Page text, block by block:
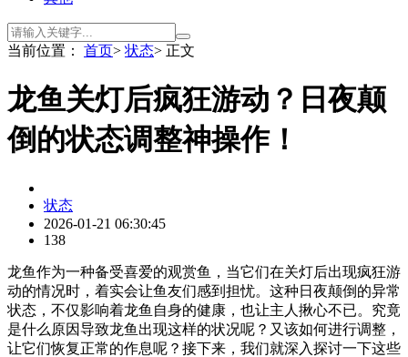
当前位置： 首页> 状态> 正文
龙鱼关灯后疯狂游动？日夜颠
倒的状态调整神操作！
状态
2026-01-21 06:30:45
138
龙鱼作为一种备受喜爱的观赏鱼，当它们在关灯后出现疯狂游
动的情况时，着实会让鱼友们感到担忧。这种日夜颠倒的异常
状态，不仅影响着龙鱼自身的健康，也让主人揪心不已。究竟
是什么原因导致龙鱼出现这样的状况呢？又该如何进行调整，
让它们恢复正常的作息呢？接下来，我们就深入探讨一下这些